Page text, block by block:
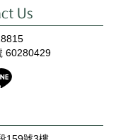
Us
60280429